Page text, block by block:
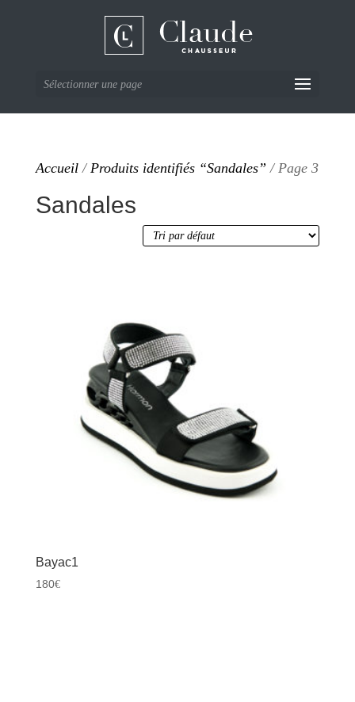
Sélectionner une page
Accueil/ Produits identifiés “Sandales” / Page 3
Sandales
Bayac1
180€